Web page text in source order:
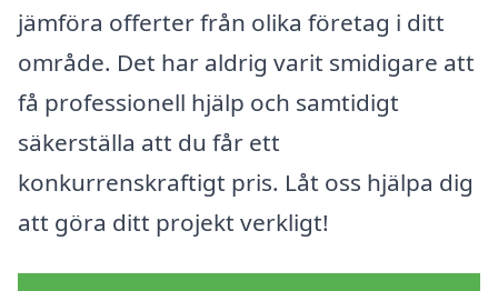
jämföra offerter från olika företag i ditt
område. Det har aldrig varit smidigare att
få professionell hjälp och samtidigt
säkerställa att du får ett
konkurrenskraftigt pris. Låt oss hjälpa dig
att göra ditt projekt verkligt!